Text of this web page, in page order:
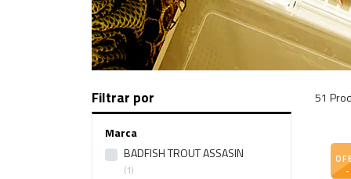
Filtrar por
Marca
BADFISH TROUT ASSASIN
1
51
-